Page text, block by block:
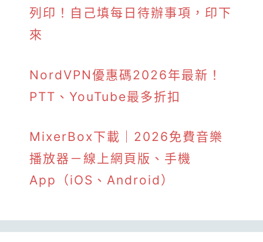
列印！自己填每日待辦事項，印下
來
NordVPN優惠碼2026年最新！
PTT、YouTube最多折扣
MixerBox下載｜2026免費音樂
播放器－線上網頁版、手機
App（iOS、Android）